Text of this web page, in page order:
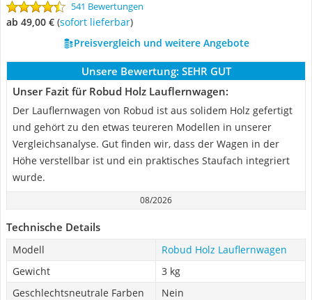
541 Bewertungen
ab 49,00 € ( Sofort lieferbar)
Preisvergleich und weitere Angebote
Unsere Bewertung: SEHR GUT
Unser Fazit für Robud Holz Lauflernwagen:
Der Lauflernwagen von Robud ist aus solidem Holz gefertigt
und gehört zu den etwas teureren Modellen in unserer
Vergleichsanalyse. Gut finden wir, dass der Wagen in der
Höhe verstellbar ist und ein praktisches Staufach integriert
wurde.
08/2026
Technische Details
Modell
Robud Holz Lauflernwagen
Gewicht
3 kg
Geschlechtsneutrale Farben
Nein